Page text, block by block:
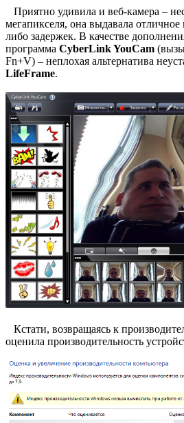
Приятно удивила и веб-камера –
мегапикселя, она выдавала
либо задержек. В качестве
программа CyberLink YouCam
Fn+V) – неплохая альтернатива
LifeFrame.
Кстати, возвращаясь к
оценила производительность